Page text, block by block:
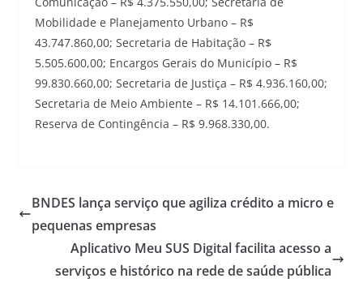
Mobilidade e Planejamento Urbano – R$
43.747.860,00; Secretaria de Habitação – R$
5.505.600,00; Encargos Gerais do Município – R$
99.830.660,00; Secretaria de Justiça – R$ 4.936.160,00;
Secretaria de Meio Ambiente – R$ 14.101.666,00;
Reserva de Contingência – R$ 9.968.330,00.
BNDES lança serviço que agiliza crédito a micro e
pequenas empresas
Aplicativo Meu SUS Digital facilita acesso a
serviços e histórico na rede de saúde pública